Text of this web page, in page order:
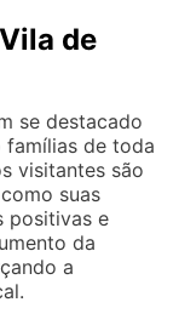
de
se destacado
famílias de toda
visitantes são
suas
positivas e
da
a